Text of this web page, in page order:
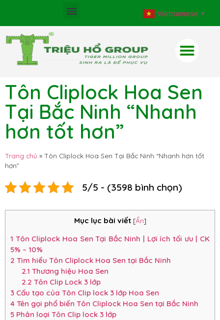
Vietnamese ▼
Tôn Cliplock Hoa Sen
Tại Bắc Ninh “Nhanh
hơn tốt hơn”
Trang chủ » Tôn Cliplock Hoa Sen Tại Bắc Ninh “Nhanh hơn tốt
hơn”
5/5 - (3598 bình chọn)
Mục lục bài viết [Ẩn]
1 Tôn Cliplock Hoa Sen Tại Bắc Ninh | Lợi ích tối ưu | CK
5% – 10%
2 Tìm hiểu Tôn Cliplock Hoa Sen tại Bắc Ninh
2.1 Thương hiệu Hoa Sen
2.2 Tôn Clip Lock 3 lớp
3 Cấu tạo của Tôn Clip lock 3 lớp Hoa Sen
4 Tên gọi phổ biến Tôn Cliplock Hoa Sen tại Bắc Ninh
5 Phân loại Tôn Clip lock 3 lớp